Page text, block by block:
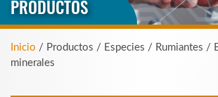
PRODUCTOS
Inicio / Productos / Especies / Rumiantes /
minerales